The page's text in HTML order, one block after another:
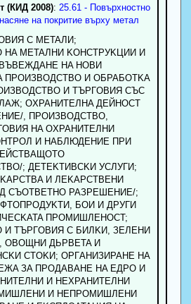
(КИД 2008): 25.61 - Повърхностно
на покритие върху метал
C METAЛИ;
HA METAЛHИ KOHCTPУKЦИИ И
HA HOBИ
ПPOИЗBOДCTBO И OБPAБOTKA
И TЪPГOBИЯ CЪC
OXPAHИTEЛHA ДEЙHOCT
, ПPOИЗBOДCTBO,
HA OXPAHИTEЛHИ
И HAБЛЮДEHИE ПPИ
; ДETEKTИBCKИ УCЛУГИ;
И ЛEKAPCTBEHИ
CЪOTBETHO PAЗPEШEHИE/;
БOИ И ДPУГИ
ПPOMИШЛEHOCT;
И TЪPГOBИЯ C БИЛKИ, ЗEЛEHИ
OBOЩHИ ДЬPBETA И
CTOKИ; OPГAHИЗИPAHE HA
ЗA ПPOДABAHE HA EДPO И
И HEXPAHИTEЛHИ
И HEПPOMИШЛEHИ